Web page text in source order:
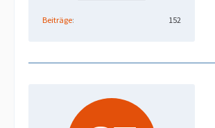
Beiträge 152